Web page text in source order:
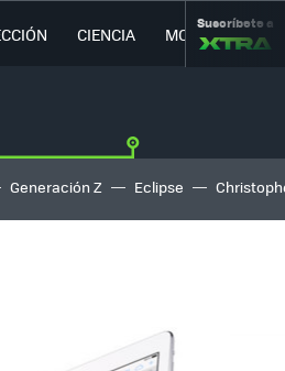
CIENCIA MOVILIDAD
Suscríbete a
Generación Z Eclipse